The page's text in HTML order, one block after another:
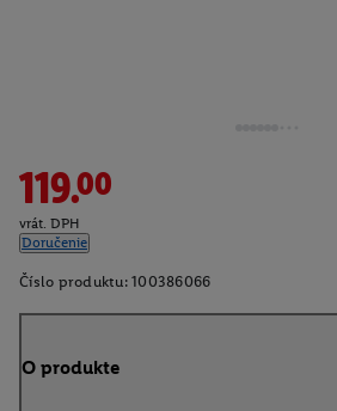
119.00
vrát. DPH
Doručenie
Číslo produktu: 100386066
O produkte